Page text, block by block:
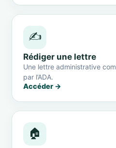
✍️
Rédiger une lettre
Une lettre administrative
par l’ADA.
Accéder →
🏠